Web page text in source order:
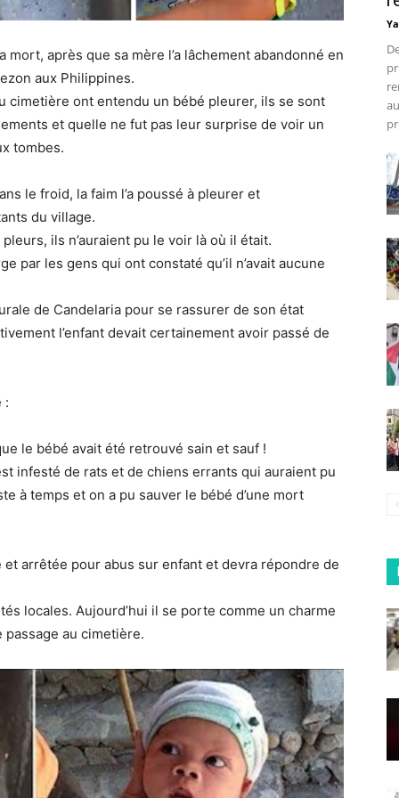
après que sa mère l’a lâchement abandonné en
aux Philippines.
cimetière ont entendu un bébé pleurer, ils se sont
et quelle ne fut pas leur surprise de voir un
tombes.
le froid, la faim l’a poussé à pleurer et
du village.
ils n’auraient pu le voir là où il était.
par les gens qui ont constaté qu’il n’avait aucune
de Candelaria pour se rassurer de son état
l’enfant devait certainement avoir passé de
:
le bébé avait été retrouvé sain et sauf !
infesté de rats et de chiens errants qui auraient pu
à temps et on a pu sauver le bébé d’une mort
arrêtée pour abus sur enfant et devra répondre de
locales. Aujourd’hui il se porte comme un charme
passage au cimetière.